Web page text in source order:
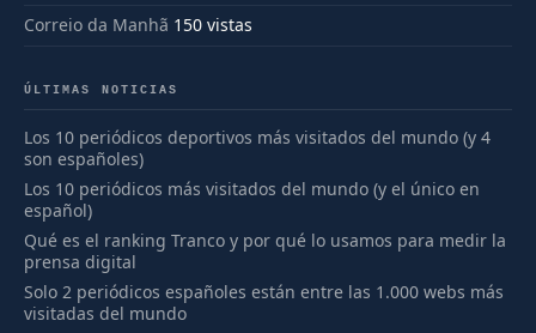
Correio da Manhã 150 vistas
ÚLTIMAS NOTICIAS
Los 10 periódicos deportivos más visitados del mundo (y 4
son españoles)
Los 10 periódicos más visitados del mundo (y el único en
español)
Qué es el ranking Tranco y por qué lo usamos para medir la
prensa digital
Solo 2 periódicos españoles están entre las 1.000 webs más
visitadas del mundo